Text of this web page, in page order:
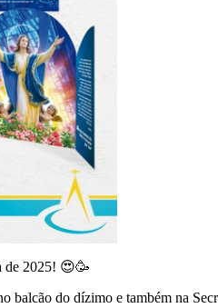
de 2025! 😍🥳
balcão do dízimo e também na